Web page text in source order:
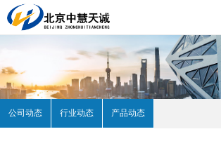
公司动态 行业动态 产品动态